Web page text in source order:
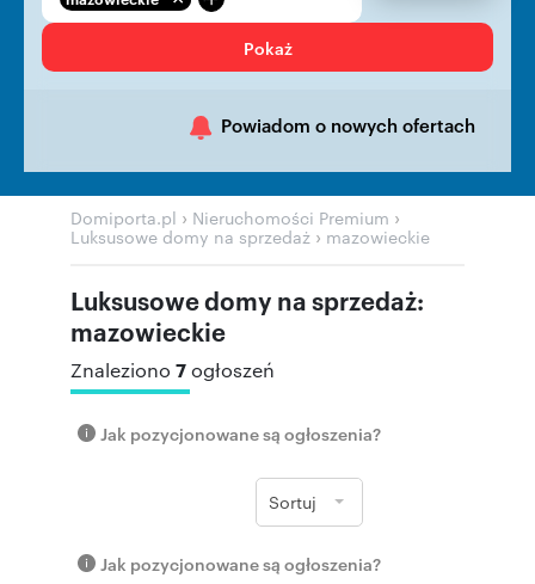
Pokaż
Powiadom o nowych ofertach
Domiporta.pl › Nieruchomości Premium ›
Luksusowe domy na sprzedaż › mazowieckie
Luksusowe domy na sprzedaż:
mazowieckie
Znaleziono 7ogłoszeń
Jak pozycjonowane są ogłoszenia?
Sortuj
Jak pozycjonowane są ogłoszenia?